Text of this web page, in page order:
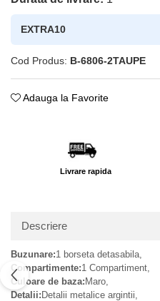
EXTRA10
Cod Produs: B-6806-2TAUPE
Adauga la Favorite
Livrare rapida
Descriere
Buzunare:1 borseta detasabila,
Compartimente:1 Compartiment,
Culoare de baza: Maro,
Detalii: Detalii metalice argintii,